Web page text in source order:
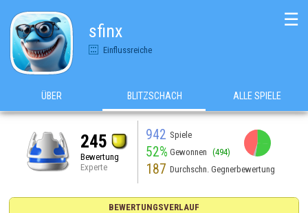
sfinx
Einflussreiche
☰
ÜBER BLITZSCHACH ALLE SPIELE
245
Bewertung
Experte
942 Spiele
52% Gewonnen (494)
187 Durchschn. Gegnerbewertung
BEWERTUNGSVERLAUF